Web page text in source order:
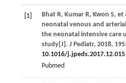
[1] Bhat R, Kumar R, Kwon S, et
neonatal venous and
the neonatal intensive care
study[J]. J Pediatr, 2018, 195
10.1016/j.jpeds.2017.12.015
Pubmed